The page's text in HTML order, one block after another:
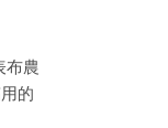
布農
的